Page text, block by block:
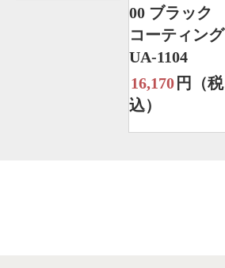
00 ブラック
コーティング
UA-1104
16,170 円（税
込）